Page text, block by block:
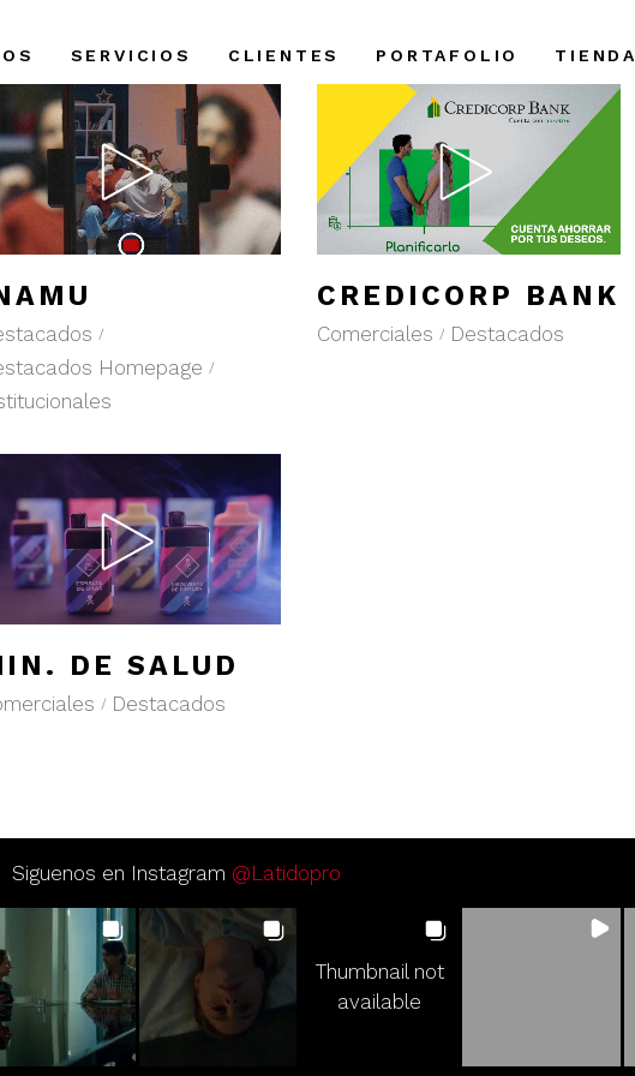
SERVICIOS CLIENTES PORTAFOLIO TIENDA
Homepage
CREDICORP BANK
Comerciales Destacados
DE SALUD
Destacados
Siguenos en Instagram @Latidopro
Thumbnail not
available